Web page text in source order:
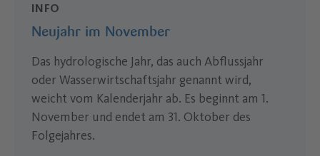
INFO
Neujahr im November
Das hydrologische Jahr, das auch Abflussjahr
oder Wasserwirtschaftsjahr genannt wird,
weicht vom Kalenderjahr ab. Es beginnt am 1.
November und endet am 31. Oktober des
Folgejahres.